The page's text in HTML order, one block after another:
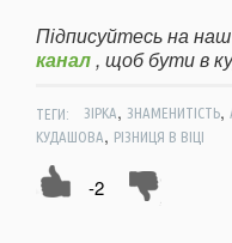
Підписуйтесь на наш
канал, щоб бути в
ТЕГИ: ЗІРКА, ЗНАМЕНИТІСТЬ,
КУДАШОВА, РІЗНИЦЯ В ВІЦІ
-2